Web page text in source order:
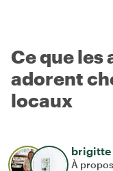
Ce que les
adorent
locaux
brigitte
À